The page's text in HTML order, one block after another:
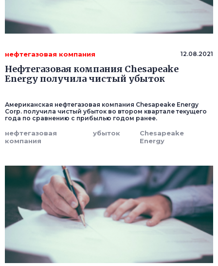
нефтегазовая компания 12.08.2021
Нефтегазовая компания Chesapeake
Energy получила чистый убыток
Американская нефтегазовая компания Chesapeake Energy
Corp. получила чистый убыток во втором квартале текущего
года по сравнению с прибылью годом ранее.
нефтегазовая
компания
убыток
Chesapeake
Energy